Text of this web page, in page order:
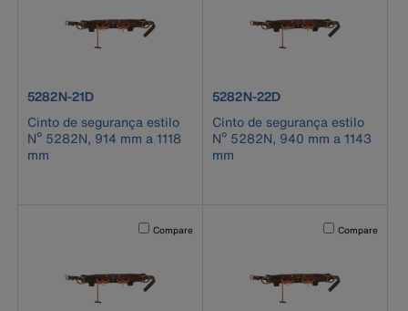
product number 5282N-21D
5282N-21D
Cinto de segurança estilo
Nº 5282N, 914 mm a 1118
mm
product number 5282N-22D
5282N-22D
Cinto de segurança estilo
Nº 5282N, 940 mm a 1143
mm
Activating this element will cause content on the page to
Compare Activating this
Compare